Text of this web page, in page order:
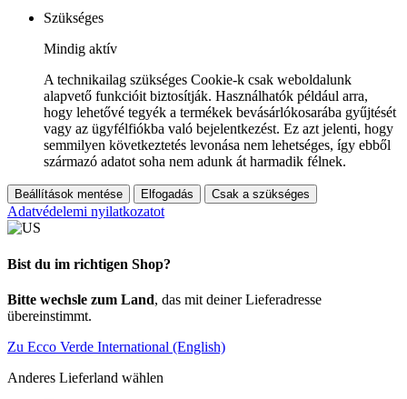
Szükséges
Mindig aktív
A technikailag szükséges Cookie-k csak weboldalunk
alapvető funkcióit biztosítják. Használhatók például arra,
hogy lehetővé tegyék a termékek bevásárlókosarába gyűjtését
vagy az ügyfélfiókba való bejelentkezést. Ez azt jelenti, hogy
semmilyen következtetés levonása nem lehetséges, így ebből
származó adatot soha nem adunk át harmadik félnek.
Beállítások mentése Elfogadás Csak a szükséges
Adatvédelemi nyilatkozatot
Bist du im richtigen Shop?
Bitte wechsle zum Land, das mit deiner Lieferadresse
übereinstimmt.
Zu Ecco Verde International (English)
Anderes Lieferland wählen